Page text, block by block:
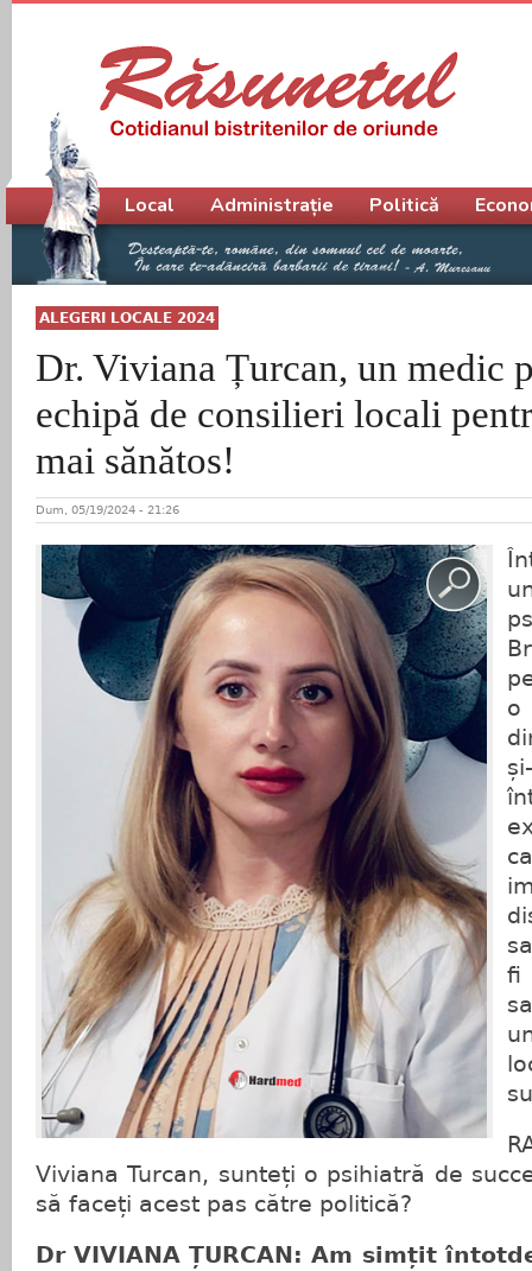
ALEGERI LOCALE 2024
Dr. Viviana Țurcan, un medic
echipă de consilieri locali
mai sănătos!
Dum, 05/19/2024 - 21:26
o
fi
Viviana Turcan, sunteți o psihiatră de
să faceți acest pas către politică?
Dr VIVIANA ȚURCAN: Am simțit
Meniu principal
Local Administrație Politică